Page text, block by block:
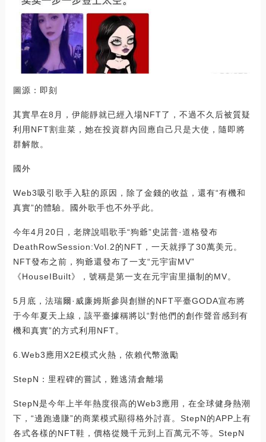
圖源：即刻
其實早在8月，伊能靜就已經入場NFT了，不過不久后被質疑
利用NFT割韭菜，她在投資群內回應自己只是大使，隨即將
群解散。
國外
Web3吸引歌手入駐的原因，除了金錢的收益，還有“有機和
真實”的體驗。國外歌手也不外乎此。
今年4月20日，老牌說唱歌手“狗爺”史諾普·道格發布
DeathRowSession:Vol.2的NFT，一天就掙了30萬美元。
NFT發布之前，狗爺還發布了一支“元宇宙MV”
《HouseIBuilt》，號稱是第一支在元宇宙里攝制的MV。
5月底，法瑞爾·威廉姆斯參與創辦的NFT平臺GODA宣布將
于今年夏天上線，該平臺據稱將以“對他們的創作聲音感到有
機和真實”的方式利用NFT。
6.Web3應用X2E模式火熱，依賴代幣激勵
StepN：里程碑的嘗試，難逃清倉離場
StepN是今年上半年熱度很高的Web3應用，在全球健身熱潮
下，“邊跑邊賺”的商業模式顯得格外討喜。StepN的APP上有
各式各樣的NFT鞋，價格從幾千元到上百萬元不等。StepN